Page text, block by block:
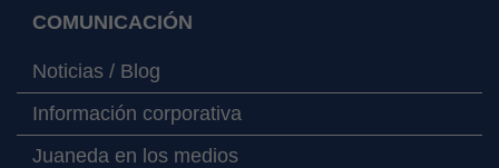
COMUNICACIÓN
Noticias / Blog
Información corporativa
Juaneda en los medios